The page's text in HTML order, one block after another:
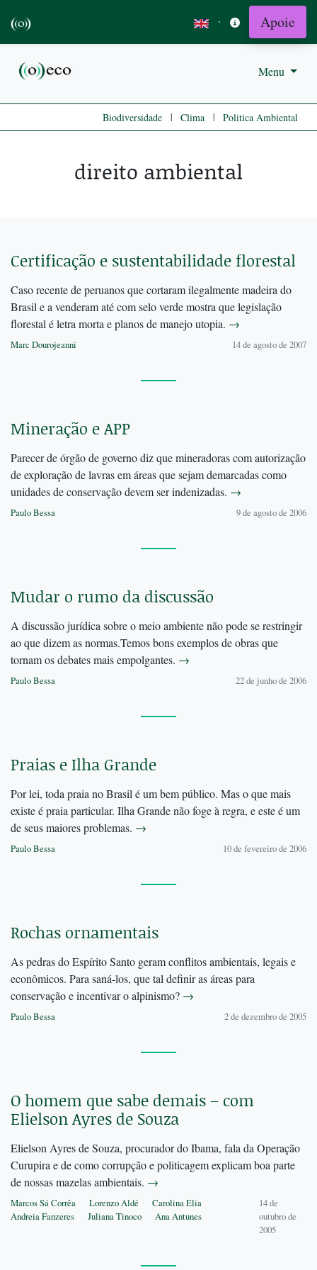
· Apoie
Menu
Biodiversidade | Clima | Politica Ambiental
direito ambiental
Certificação e sustentabilidade florestal
Caso recente de peruanos que cortaram ilegalmente madeira do
Brasil e a venderam até com selo verde mostra que legislação
florestal é letra morta e planos de manejo utopia. →
Marc Dourojeanni 14 de agosto de 2007
Mineração e APP
Parecer de órgão de governo diz que mineradoras com autorização
de exploração de lavras em áreas que sejam demarcadas como
unidades de conservação devem ser indenizadas. →
Paulo Bessa 9 de agosto de 2006
Mudar o rumo da discussão
A discussão jurídica sobre o meio ambiente não pode se restringir
ao que dizem as normas.Temos bons exemplos de obras que
tornam os debates mais empolgantes. →
Paulo Bessa 22 de junho de 2006
Praias e Ilha Grande
Por lei, toda praia no Brasil é um bem público. Mas o que mais
existe é praia particular. Ilha Grande não foge à regra, e este é um
de seus maiores problemas. →
Paulo Bessa 10 de fevereiro de 2006
Rochas ornamentais
As pedras do Espírito Santo geram conflitos ambientais, legais e
econômicos. Para saná-los, que tal definir as áreas para
conservação e incentivar o alpinismo? →
Paulo Bessa 2 de dezembro de 2005
O homem que sabe demais – com
Elielson Ayres de Souza
Elielson Ayres de Souza, procurador do Ibama, fala da Operação
Curupira e de como corrupção e politicagem explicam boa parte
de nossas mazelas ambientais. →
Marcos Sá Corrêa Lorenzo Aldé
Carolina Elia
Andreia Fanzeres
Juliana Tinoco Ana Antunes
14 de
outubro de
2005